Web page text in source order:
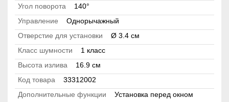
Угол поворота
140°
Управление
Однорычажный
Отверстие для установки
Ø 3.4 см
Класс шумности
1 класс
Высота излива
16.9 см
Код товара
33312002
Дополнительные функции
Установка перед окном